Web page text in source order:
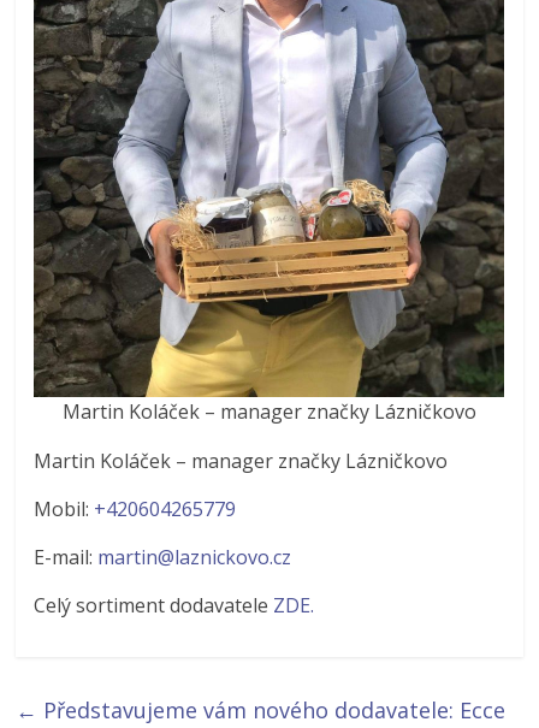
Martin Koláček – manager značky Lázničkovo
Martin Koláček – manager značky Lázničkovo
Mobil: +420604265779
E-mail: martin@laznickovo.cz
Celý sortiment dodavatele ZDE.
← Představujeme vám nového dodavatele: Ecce